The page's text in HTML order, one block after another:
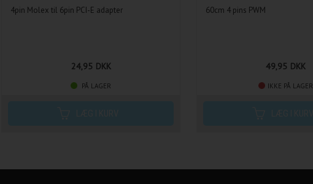
4pin Molex til 6pin PCI-E adapter
24,95 DKK
PÅ LAGER
60cm 4 pins PWM
49,95 DKK
IKKE PÅ LAGER